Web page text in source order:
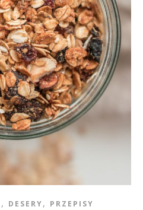
, DESERY, PRZEPISY